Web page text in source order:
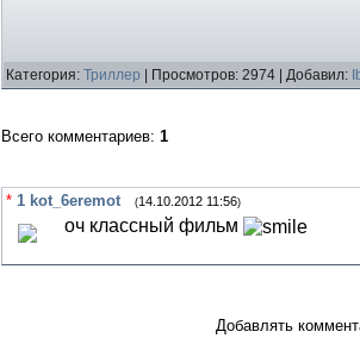
Категория: Триллер | Просмотров: 2974 | Добавил:
Всего комментариев: 1
* 1 kot_6eremot (14.10.2012 11:56)
оч классный фильм
Добавлять